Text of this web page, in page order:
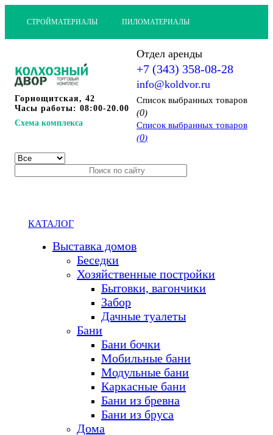
СТРОЙМАТЕРИАЛЫ ПИЛОМАТЕРИАЛЫ
Горнощитская, 42
Часы работы: 08:00-20.00
Схема комплекса
Отдел аренды
+7 (343) 358-08-28
info@koldvor.ru
Cписок выбранных товаров
(0)
Cписок выбранных товаров
(0)
КАТАЛОГ
Выставка домов
Беседки
Хозяйственные постройки
Бытовки, вагончики
Забор
Дачные туалеты
Бани
Бани бочки
Мобильные бани
Модульные бани
Каркасные бани
Бани из бревна
Бани из бруса
Дома